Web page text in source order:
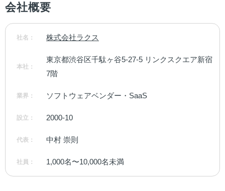
会社概要
社名： 株式会社ラクス
本社：
東京都渋谷区千駄ヶ谷5-27-5 リンクスクエア新宿
7階
業界： ソフトウェアベンダー・SaaS
設立： 2000-10
代表： 中村 崇則
社員： 1,000名〜10,000名未満